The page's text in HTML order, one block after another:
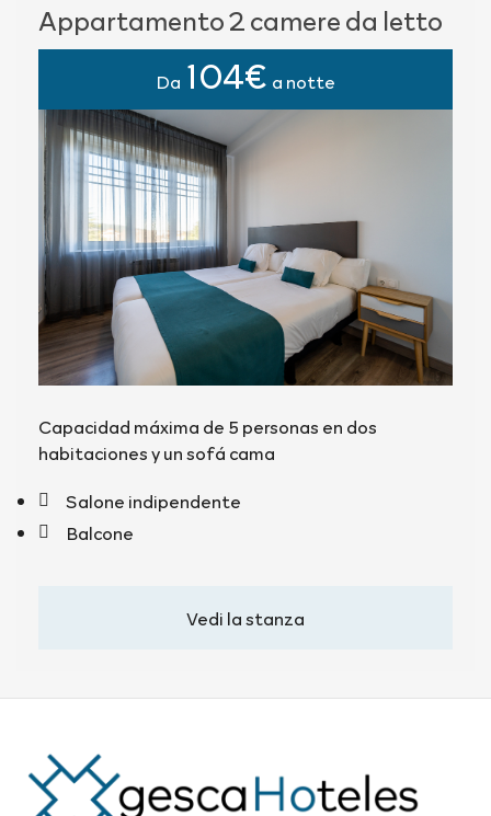
Appartamento 2 camere da letto
Da 104€ a notte
Capacidad máxima de 5 personas en dos
habitaciones y un sofá cama
Salone indipendente
Balcone
Vedi la stanza